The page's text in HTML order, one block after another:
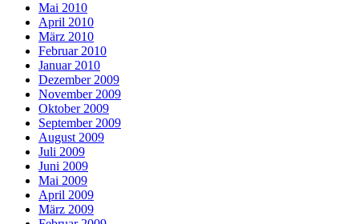
Mai 2010
April 2010
März 2010
Februar 2010
Januar 2010
Dezember 2009
November 2009
Oktober 2009
September 2009
August 2009
Juli 2009
Juni 2009
Mai 2009
April 2009
März 2009